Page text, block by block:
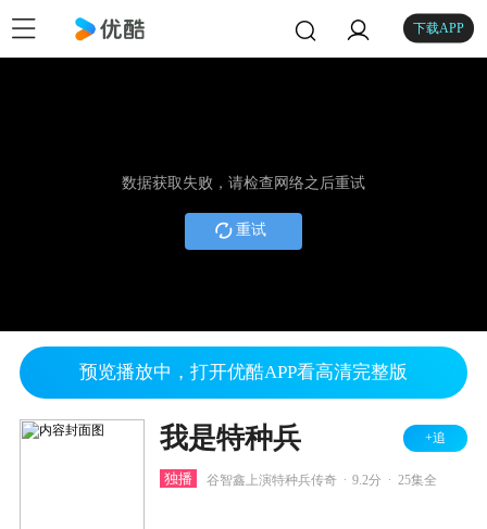
下载APP
数据获取失败，请检查网络之后重试
重试
预览播放中，打开优酷APP看高清完整版
我是特种兵 +追
独播 谷智鑫上演特种兵传奇 9.2分 25集全